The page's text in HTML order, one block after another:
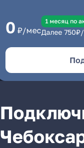
0 ₽/мес
1 месяц по
Далее 750